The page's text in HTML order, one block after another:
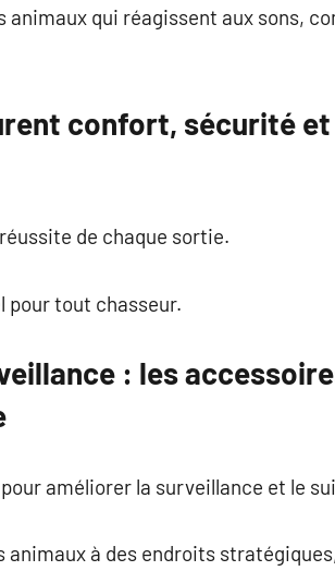
qui réagissent aux sons,
confort, sécurité et
de chaque sortie.
pour tout chasseur.
: les
améliorer la surveillance et le
à des endroits